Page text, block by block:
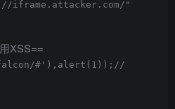
iframe.attacker.com/"
XSS==